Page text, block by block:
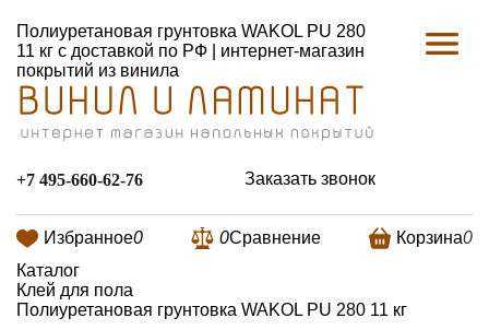
Полиуретановая грунтовка WAKOL PU 280
11 кг с доставкой по РФ | интернет-магазин
покрытий из винила
+7 495-660-62-76 Заказать звонок
Избранное0 0Сравнение Корзина0
Каталог
Клей для пола
Полиуретановая грунтовка WAKOL PU 280 11 кг